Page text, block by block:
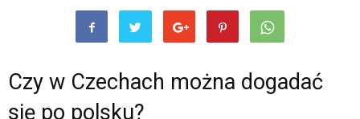
Czy w Czechach można dogadać
się po polsku?